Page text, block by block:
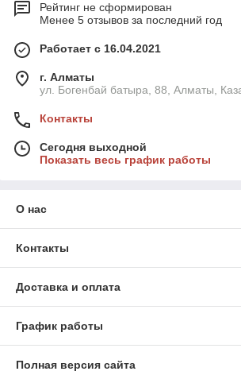
Рейтинг не сформирован
Менее 5 отзывов за последний год
Работает с 16.04.2021
г. Алматы
ул. Богенбай батыра, 88, Алматы,
Контакты
Сегодня выходной
Показать весь график работы
О нас
Контакты
Доставка и оплата
График работы
Полная версия сайта